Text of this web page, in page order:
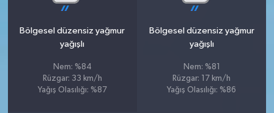
Bölgesel düzensiz yağmur
yağışlı
Nem: %84
Rüzgar: 33 km/h
Yağış Olasılığı: %87
Bölgesel düzensiz yağmur
yağışlı
Nem: %81
Rüzgar: 17 km/h
Yağış Olasılığı: %86